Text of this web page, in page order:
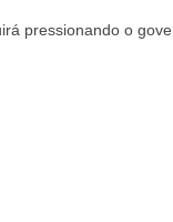
pressionando o